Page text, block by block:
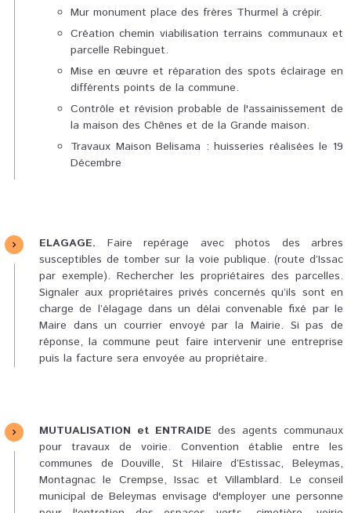
Mur monument place des frères Thurmel à crépir.
Création chemin viabilisation terrains communaux et
parcelle Rebinguet.
Mise en œuvre et réparation des spots éclairage en
différents points de la commune.
Contrôle et révision probable de l'assainissement de
la maison des Chênes et de la Grande maison.
Travaux Maison Belisama : huisseries réalisées le 19
Décembre
ELAGAGE. Faire repérage avec photos des arbres
susceptibles de tomber sur la voie publique. (route d’Issac
par exemple). Rechercher les propriétaires des parcelles.
Signaler aux propriétaires privés concernés qu’ils sont en
charge de l’élagage dans un délai convenable fixé par le
Maire dans un courrier envoyé par la Mairie. Si pas de
réponse, la commune peut faire intervenir une entreprise
puis la facture sera envoyée au propriétaire.
MUTUALISATION et ENTRAIDE des agents communaux
pour travaux de voirie. Convention établie entre les
communes de Douville, St Hilaire d’Estissac, Beleymas,
Montagnac le Crempse, Issac et Villamblard. Le conseil
municipal de Beleymas envisage d'employer une personne